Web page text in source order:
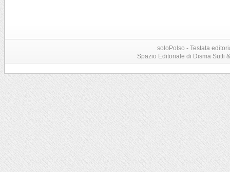
soloPolso - Testata
Spazio Editoriale di Disma Sutti